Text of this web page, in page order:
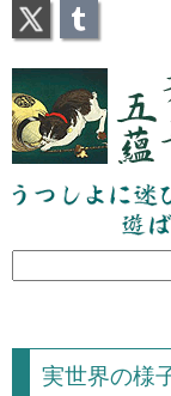
芳立五蘊
うつしよに迷ひ遊
実世界の様
X Tumblr